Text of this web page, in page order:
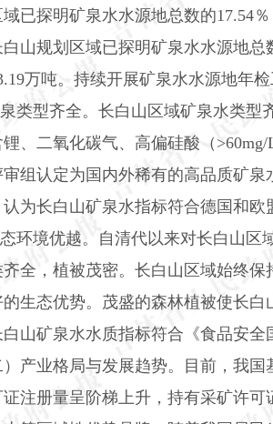
已探明矿泉水水源地总数的17.54
山规划区域已探明矿泉水水源地总
万吨。持续开展矿泉水水源地年检
类型齐全。长白山区域矿泉水类型
、二氧化碳气、高偏硅酸（ >60mg/
组认定为国内外稀有的高品质矿泉
为长白山矿泉水指标符合德国和欧
环境优越。自清代以来对长白山区
全，植被茂密。长白山区域始终
生态优势。茂盛的森林植被使长
白山矿泉水水质指标符合《食品安全
）产业格局与发展趋势。目前，我
注册量呈阶梯上升，持有采矿许可